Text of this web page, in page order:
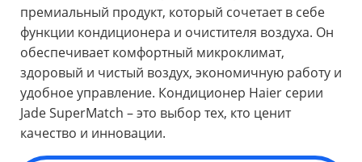
премиальный продукт, который сочетает в себе
функции кондиционера и очистителя воздуха. Он
обеспечивает комфортный микроклимат,
здоровый и чистый воздух, экономичную работу и
удобное управление. Кондиционер Haier серии
Jade SuperMatch – это выбор тех, кто ценит
качество и инновации.